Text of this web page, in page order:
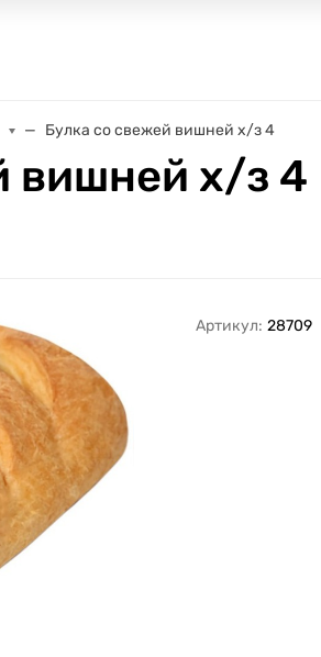
Булка со свежей вишней х/з 4
вишней х/з 4
Артикул: 28709